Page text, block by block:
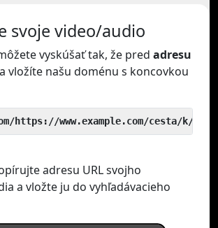
svoje video/audio
vyskúšať tak, že pred adresu
vložíte našu doménu s koncovkou
https://www.example.com/cesta/k/
adresu URL svojho
a vložte ju do vyhľadávacieho